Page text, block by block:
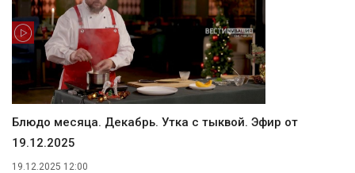
Блюдо месяца. Декабрь. Утка с тыквой. Эфир от
19.12.2025
19.12.2025 12:00